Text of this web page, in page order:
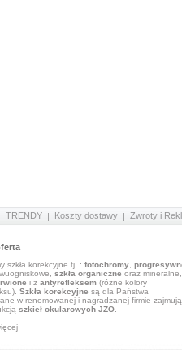
TRENDY Koszty dostawy Zwroty i
szkła korekcyjne tj. : fotochromy
szkła organiczne oraz mineralne,
i z antyrefleksem (różne kolory
Szkła korekcyjne są dla Państwa
w renomowanej i nagradzanej firmie
szkieł okularowych JZO